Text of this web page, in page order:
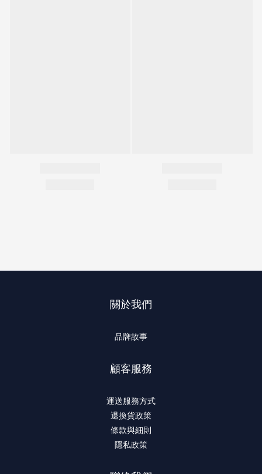
關於我們
品牌故事
顧客服務
運送服務方式
退換貨政策
條款與細則
隱私政策